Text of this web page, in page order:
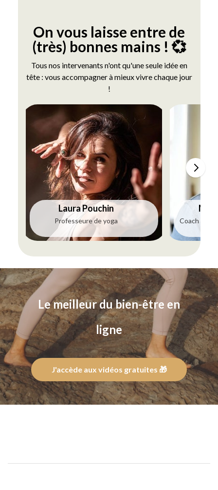
On vous laisse entre de
(très) bonnes mains ! 💞
Tous nos intervenants n'ont qu'une seule idée en
tête : vous accompagner à mieux vivre chaque jour
!
Laura Pouchin
Professeure de yoga Coach
Le meilleur du bien-être en
ligne
J'accède aux vidéos gratuites 🎁